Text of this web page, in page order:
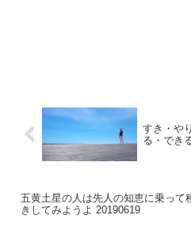
すき・や
る・でき
五黄土星の人は先人の知恵に乗って
きしてみようよ 20190619